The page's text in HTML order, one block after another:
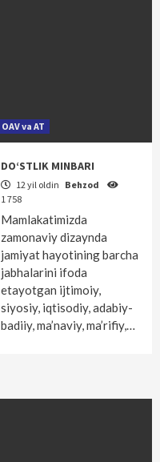
OAV va AT
DO‘STLIK MINBARI
12 yil oldin Behzod
1 758
Mamlakatimizda
zamonaviy dizaynda
jamiyat hayotining barcha
jabhalarini ifoda
etayotgan ijtimoiy,
siyosiy, iqtisodiy, adabiy-
badiiy, ma’naviy, ma’rifiy,…